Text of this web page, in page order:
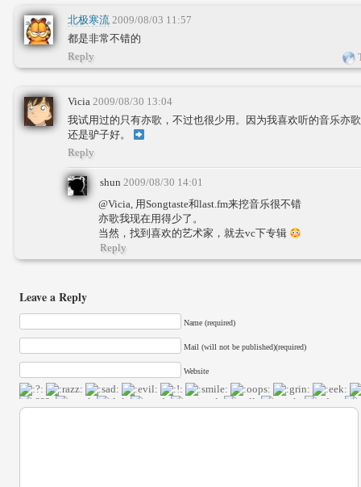
北极寒流 2009/08/03 11:57
都是非常不错的
Reply
Vicia 2009/08/30 13:04
我试用过的只有亦歌，不过也很少用。因为我喜欢听的音乐亦
还是驴子好。
Reply
shun 2009/08/30 14:01
@Vicia, 用Songtaste和last.fm来挖音乐很不错
亦歌我现在用得少了。
当然，找到喜欢的艺术家，就去vc下专辑
Reply
Leave a Reply
Name (required)
Mail (will not be published)(required)
Website